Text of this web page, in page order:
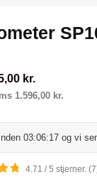
kr.
1.596,00 kr.
03:06:16og vi
4.71 / 5 stjerner.